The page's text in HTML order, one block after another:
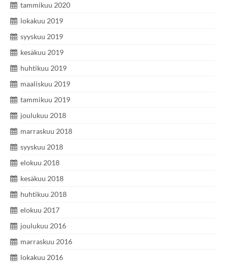
tammikuu 2020
lokakuu 2019
syyskuu 2019
kesäkuu 2019
huhtikuu 2019
maaliskuu 2019
tammikuu 2019
joulukuu 2018
marraskuu 2018
syyskuu 2018
elokuu 2018
kesäkuu 2018
huhtikuu 2018
elokuu 2017
joulukuu 2016
marraskuu 2016
lokakuu 2016